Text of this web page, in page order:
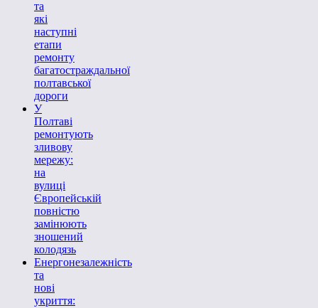
та
які
наступні
етапи
ремонту
багатостраждальної
полтавської
дороги
У
Полтаві
ремонтують
зливову
мережу:
на
вулиці
Європейській
повністю
замінюють
зношений
колодязь
Енергонезалежність
та
нові
укриття: